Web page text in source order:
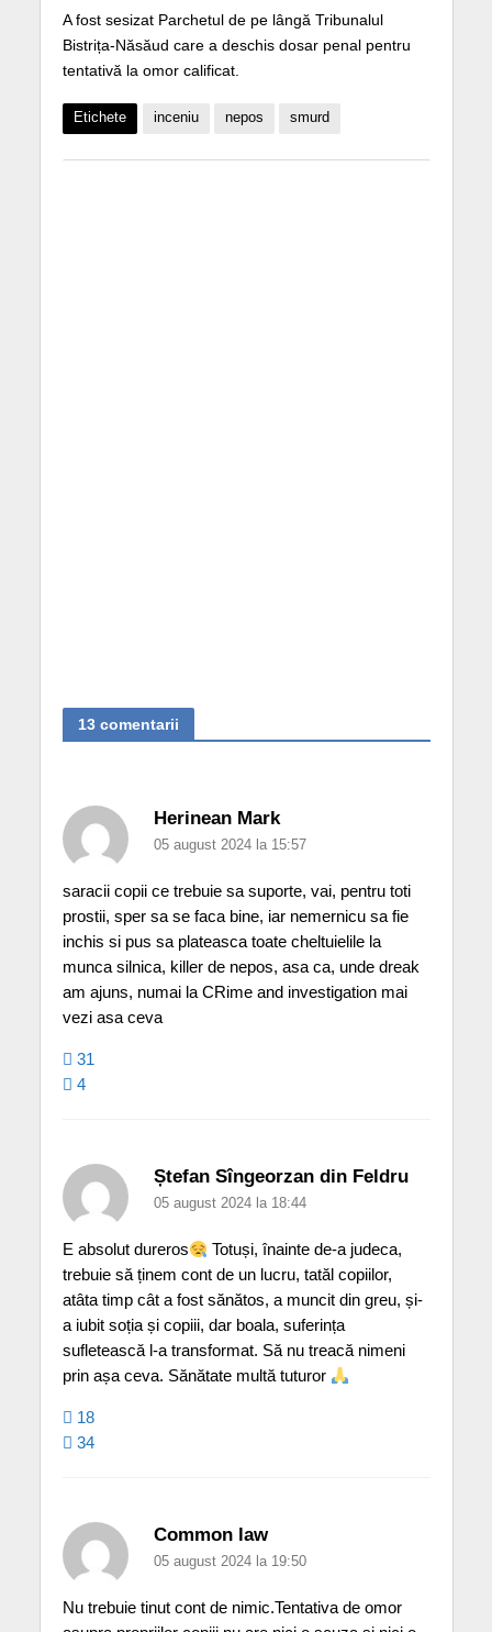
A fost sesizat Parchetul de pe lângă Tribunalul
Bistrița-Năsăud care a deschis dosar penal pentru
tentativă la omor calificat.
Etichete inceniu nepos smurd
13 comentarii
Herinean Mark
05 august 2024 la 15:57
saracii copii ce trebuie sa suporte, vai, pentru toti
prostii, sper sa se faca bine, iar nemernicu sa fie
inchis si pus sa plateasca toate cheltuielile la
munca silnica, killer de nepos, asa ca, unde dreak
am ajuns, numai la CRime and investigation mai
vezi asa ceva
31
4
Ștefan Sîngeorzan din Feldru
05 august 2024 la 18:44
E absolut dureros
Totuși, înainte de-a judeca,
trebuie să ținem cont de un lucru, tatăl copiilor,
atâta timp cât a fost sănătos, a muncit din greu, și-
a iubit soția și copiii, dar boala, suferința
sufletească l-a transformat. Să nu treacă nimeni
prin așa ceva. Sănătate multă tuturor
18
34
Common law
05 august 2024 la 19:50
Nu trebuie tinut cont de nimic.Tentativa de omor